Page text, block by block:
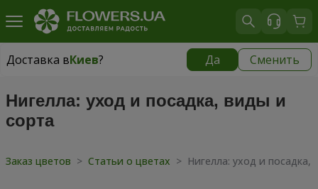
Доставка вКиев? Да Сменить
Доставка вКиев
Нигелла: уход и посадка, виды и
сорта
Заказ цветов > Статьи о цветах > Нигелла: уход и посадка,